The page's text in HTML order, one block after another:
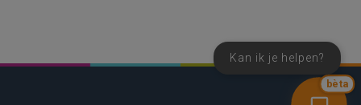
bèta
Kan ik je helpen?